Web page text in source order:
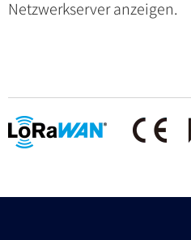
Netzwerkserver anzeigen.